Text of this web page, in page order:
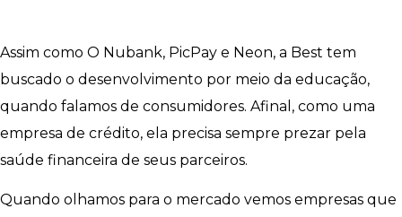
Assim como O Nubank, PicPay e Neon, a Best tem
buscado o desenvolvimento por meio da educação,
quando falamos de consumidores. Afinal, como uma
empresa de crédito, ela precisa sempre prezar pela
saúde financeira de seus parceiros.
Quando olhamos para o mercado vemos empresas que